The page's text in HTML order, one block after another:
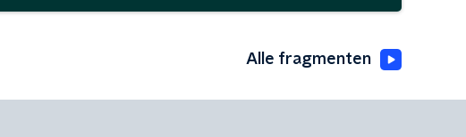
Alle fragmenten